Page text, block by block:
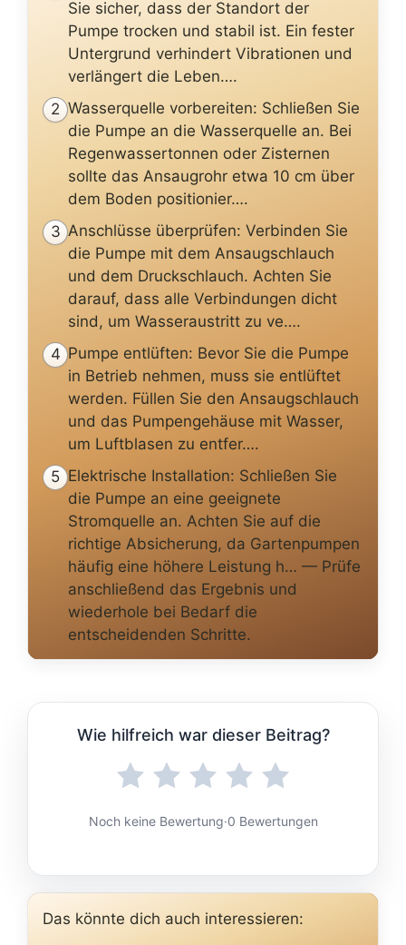
Sie sicher, dass der Standort der
Pumpe trocken und stabil ist. Ein fester
Untergrund verhindert Vibrationen und
verlängert die Leben….
2 Wasserquelle vorbereiten: Schließen Sie
die Pumpe an die Wasserquelle an. Bei
Regenwassertonnen oder Zisternen
sollte das Ansaugrohr etwa 10 cm über
dem Boden positionier….
3 Anschlüsse überprüfen: Verbinden Sie
die Pumpe mit dem Ansaugschlauch
und dem Druckschlauch. Achten Sie
darauf, dass alle Verbindungen dicht
sind, um Wasseraustritt zu ve….
4 Pumpe entlüften: Bevor Sie die Pumpe
in Betrieb nehmen, muss sie entlüftet
werden. Füllen Sie den Ansaugschlauch
und das Pumpengehäuse mit Wasser,
um Luftblasen zu entfer….
5 Elektrische Installation: Schließen Sie
die Pumpe an eine geeignete
Stromquelle an. Achten Sie auf die
richtige Absicherung, da Gartenpumpen
häufig eine höhere Leistung h… — Prüfe
anschließend das Ergebnis und
wiederhole bei Bedarf die
entscheidenden Schritte.
Wie hilfreich war dieser Beitrag?
Noch keine Bewertung·0 Bewertungen
Das könnte dich auch interessieren: